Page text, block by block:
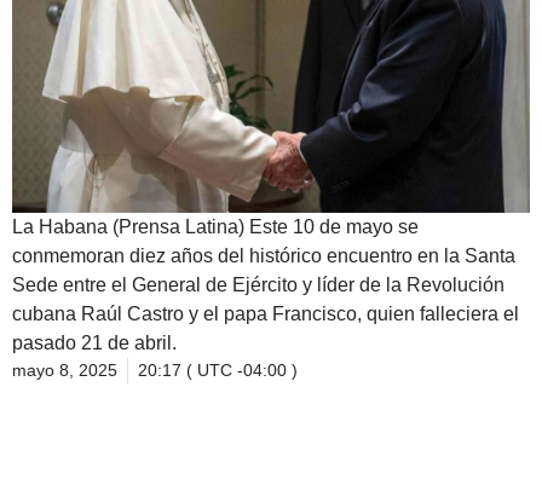
La Habana (Prensa Latina) Este 10 de mayo se
conmemoran diez años del histórico encuentro en la Santa
Sede entre el General de Ejército y líder de la Revolución
cubana Raúl Castro y el papa Francisco, quien falleciera el
pasado 21 de abril.
mayo 8, 2025 20:17 ( UTC -04:00 )